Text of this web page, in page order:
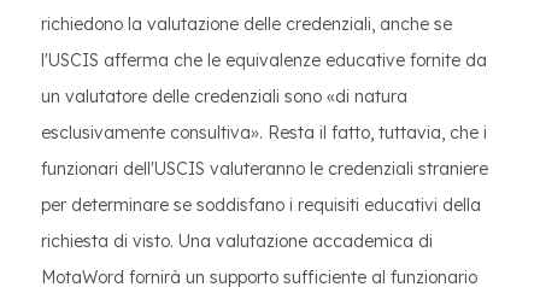
richiedono la valutazione delle credenziali, anche se
l'USCIS afferma che le equivalenze educative fornite da
un valutatore delle credenziali sono «di natura
esclusivamente consultiva». Resta il fatto, tuttavia, che i
funzionari dell'USCIS valuteranno le credenziali straniere
per determinare se soddisfano i requisiti educativi della
richiesta di visto. Una valutazione accademica di
MotaWord fornirà un supporto sufficiente al funzionario